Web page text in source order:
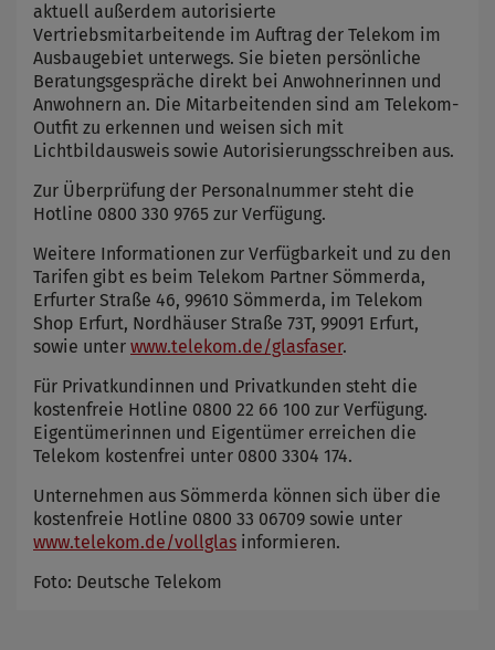
aktuell außerdem autorisierte
Vertriebsmitarbeitende im Auftrag der Telekom im
Ausbaugebiet unterwegs. Sie bieten persönliche
Beratungsgespräche direkt bei Anwohnerinnen und
Anwohnern an. Die Mitarbeitenden sind am Telekom-
Outfit zu erkennen und weisen sich mit
Lichtbildausweis sowie Autorisierungsschreiben aus.
Zur Überprüfung der Personalnummer steht die
Hotline 0800 330 9765 zur Verfügung.
Weitere Informationen zur Verfügbarkeit und zu den
Tarifen gibt es beim Telekom Partner Sömmerda,
Erfurter Straße 46, 99610 Sömmerda, im Telekom
Shop Erfurt, Nordhäuser Straße 73T, 99091 Erfurt,
sowie unter www.telekom.de/glasfaser.
Für Privatkundinnen und Privatkunden steht die
kostenfreie Hotline 0800 22 66 100 zur Verfügung.
Eigentümerinnen und Eigentümer erreichen die
Telekom kostenfrei unter 0800 3304 174.
Unternehmen aus Sömmerda können sich über die
kostenfreie Hotline 0800 33 06709 sowie unter
www.telekom.de/vollglas informieren.
Foto: Deutsche Telekom